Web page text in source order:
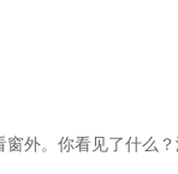
窗外。你看见了什么